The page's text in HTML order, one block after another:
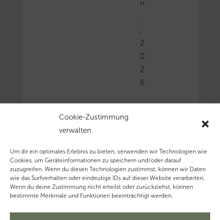
Cookie-Zustimmung
verwalten
Um dir ein optimales Erlebnis zu bieten, verwenden wir Technologien wie
Cookies, um Geräteinformationen zu speichern und/oder darauf
zuzugreifen. Wenn du diesen Technologien zustimmst, können wir Daten
wie das Surfverhalten oder eindeutige IDs auf dieser Website verarbeiten.
Wenn du deine Zustimmung nicht erteilst oder zurückziehst, können
bestimmte Merkmale und Funktionen beeinträchtigt werden.
n
2
0
2
6
der
des
§